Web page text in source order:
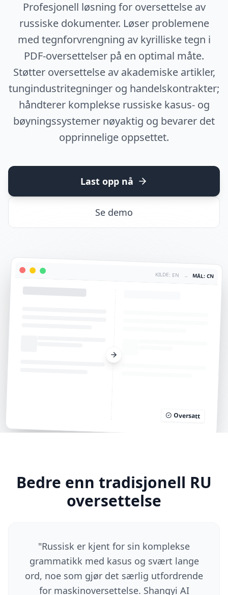
Profesjonell løsning for oversettelse av
russiske dokumenter. Løser problemene
med tegnforvrengning av kyrilliske tegn i
PDF-oversettelser på en optimal måte.
Støtter oversettelse av akademiske artikler,
tungindustritegninger og handelskontrakter;
håndterer komplekse russiske kasus- og
bøyningssystemer nøyaktig og bevarer det
opprinnelige oppsettet.
Last opp nå
Se demo
KILDE: EN → MÅL: CN
Oversatt
Bedre enn tradisjonell RU
oversettelse
"Russisk er kjent for sin komplekse
grammatikk med kasus og svært lange
ord, noe som gjør det særlig utfordrende
for maskinoversettelse. Shangyi AI